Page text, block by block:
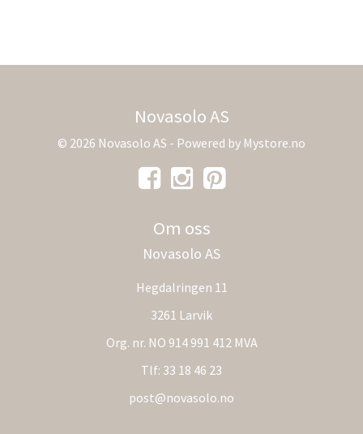
Novasolo AS
© 2026 Novasolo AS - Powered by Mystore.no
Om oss
Novasolo AS
Hegdalringen 11
3261 Larvik
Org. nr. NO 914 991 412 MVA
Tlf: 33 18 46 23
post@novasolo.no